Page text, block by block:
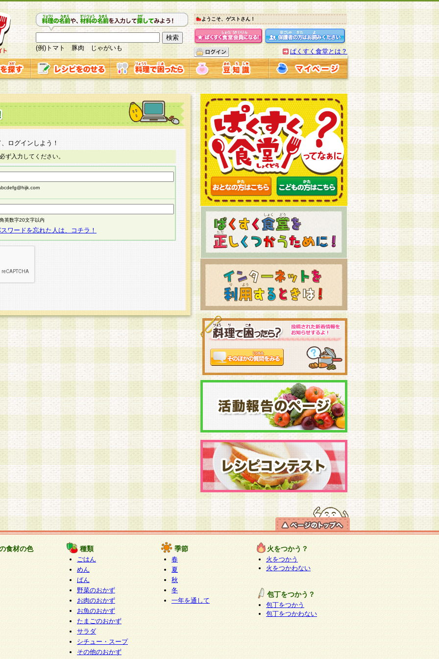
(例)トマト 豚肉 じゃがいも
ようこそ、ゲストさん！
ぱくすく食堂とは？
ログインしよう！
ず入力してください。
英数字20文字以内
ワードを忘れた人は、コチラ！
食材の色 種類
ごはん
めん
ぱん
野菜のおかず
お肉のおかず
お魚のおかず
たまごのおかず
サラダ
シチュー・スープ
その他のおかず
季節
春
夏
秋
冬
一年を通して
火をつかう？
火をつかう
火をつかわない
包丁をつかう？
包丁をつかう
包丁をつかわない